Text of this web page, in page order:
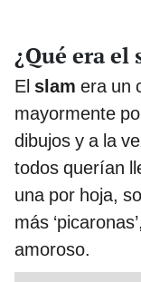
¿Qué era el
El slam era un
mayormente
dibujos y a la
todos querían
una por hoja,
más
amoroso.